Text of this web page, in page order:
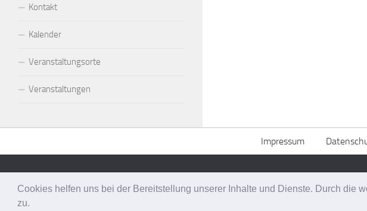
Cookies helfen uns bei der Bereitstellung unserer Inhalte und Dienste. Durch die
zu.
Kontakt
Kalender
Veranstaltungsorte
Veranstaltungen
Impressum
Hueman-Theme